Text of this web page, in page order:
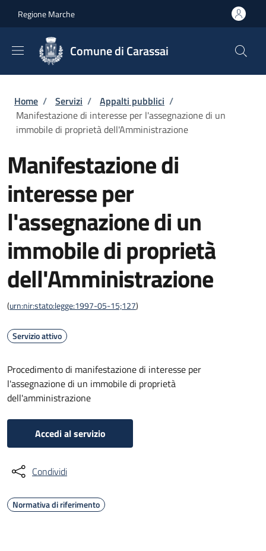
Regione Marche
Comune di Carassai
Briciole di pane
Home / Servizi / Appalti pubblici /
Manifestazione di interesse per l'assegnazione di un
immobile di proprietà dell'Amministrazione
Manifestazione di
interesse per
l'assegnazione di un
immobile di proprietà
dell'Amministrazione
(urn:nir:stato:legge:1997-05-15;127)
Servizio attivo
Procedimento di manifestazione di interesse per
l'assegnazione di un immobile di proprietà
dell'amministrazione
Accedi al servizio
Condividi
Normativa di riferimento